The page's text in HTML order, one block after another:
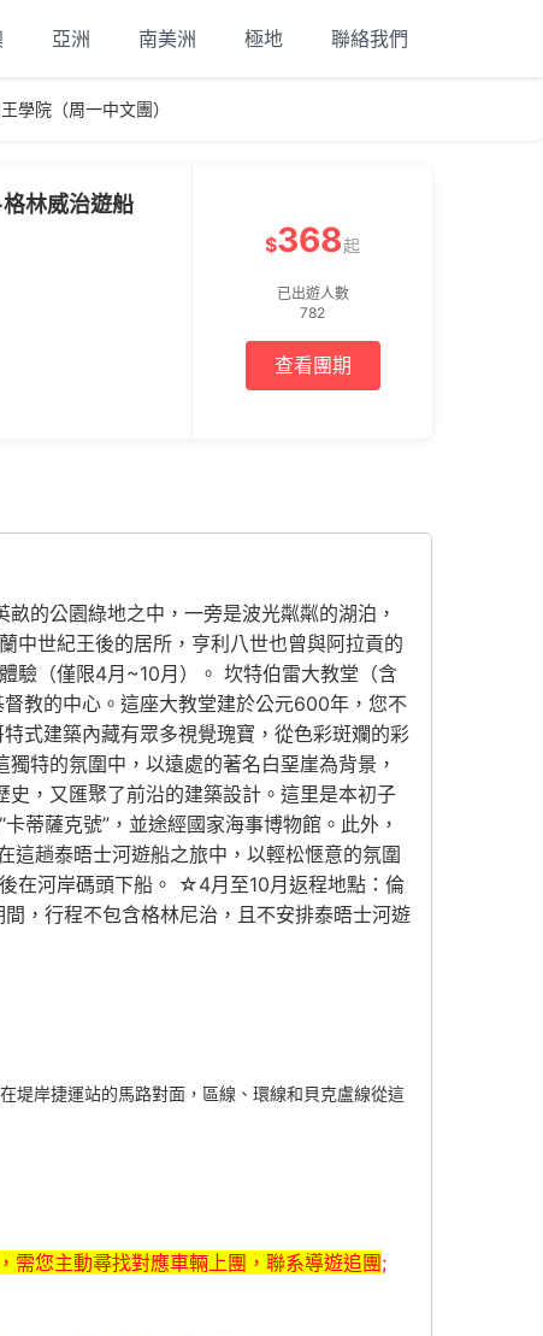
亞洲 南美洲 極地 聯絡我們
學院（周一中文團）
林威治遊船
$368起
已出遊人數
782
查看團期
的公園綠地之中，一旁是波光粼粼的湖泊，
中世紀王後的居所，亨利八世也曾與阿拉貢的
驗（僅限4月~10月）。 坎特伯雷大教堂（含
教的中心。這座大教堂建於公元600年，您不
式建築內藏有眾多視覺瑰寶，從色彩斑斕的彩
特的氛圍中，以遠處的著名白堊崖為背景，
，又匯聚了前沿的建築設計。這里是本初子
蒂薩克號”，並途經國家海事博物館。此外，
趟泰晤士河遊船之旅中，以輕松愜意的氛圍
在河岸碼頭下船。 ☆4月至10月返程地點：倫
，行程不包含格林尼治，且不安排泰晤士河遊
堤岸捷運站的馬路對面，區線、環線和貝克盧線從這
需您主動尋找對應車輛上團，聯系導遊追團;